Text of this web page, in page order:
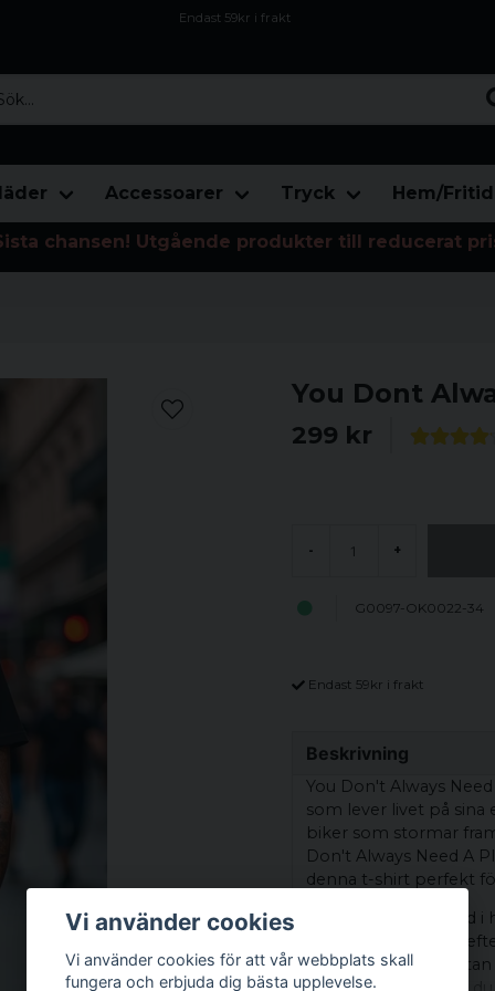
Endast 59kr i frakt
Accessoarer Tryck Hem/Fritid
chansen! Utgående produkter till reducerat
You Dont
299 kr
- +
G0097-OK0022-34
Endast 59kr i frakt
Beskrivning
You Don't Always
som lever livet på sina
biker som stormar
Don't Always Need A
denna t-shirt perfekt
T-shirten är tillverkad
färg och form även
en modern siluett
Vi använder cookies
Vi använder cookies för att vår webbplats skall
fungera och erbjuda dig bästa upplevelse.